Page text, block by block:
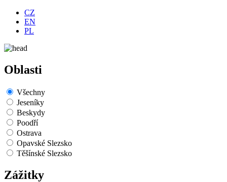
CZ
EN
PL
Oblasti
Všechny
Jeseníky
Beskydy
Poodří
Ostrava
Opavské Slezsko
Těšínské Slezsko
Zážitky